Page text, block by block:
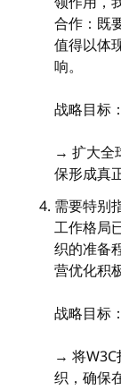
合作：既
值得以体
响。
战略目标：
→ 扩大全
保形成真
需要特别
工作格局
织的准备
营优化积
战略目标：
→ 将W3C
织，确保